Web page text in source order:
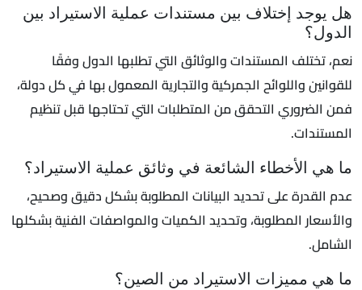
هل يوجد إختلاف بين مستندات عملية الاستيراد بين
الدول؟
نعم، تختلف المستندات والوثائق التي تطلبها الدول وفقًا
للقوانين واللوائح الجمركية والتجارية المعمول بها في كل دولة،
فمن الضروري التحقق من المتطلبات التي تحتاجها قبل تنظيم
المستندات.
ما هي الأخطاء الشائعة في وثائق عملية الاستيراد؟
عدم القدرة على تحديد البيانات المطلوبة بشكل دقيق وصحيح،
والأسعار المطلوبة، وتحديد الكميات والمواصفات الفنية بشكلها
الشامل.
ما هي مميزات الاستيراد من الصين؟